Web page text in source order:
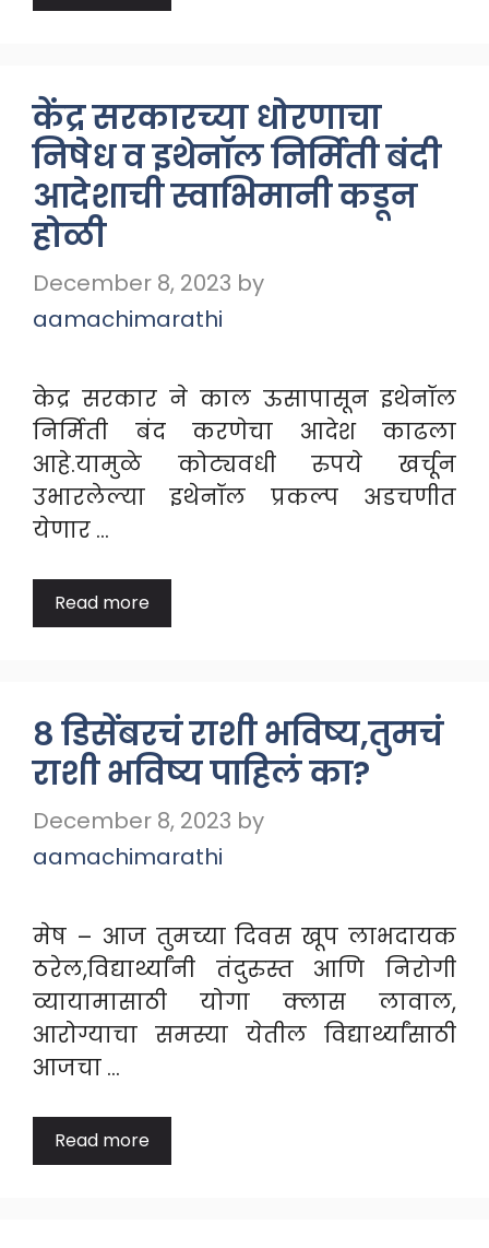
केंद्र सरकारच्या धोरणाचा
निषेध व इथेनॉल निर्मिती बंदी
आदेशाची स्वाभिमानी कडून
होळी
December 8, 2023 by
aamachimarathi
केद्र सरकार ने काल ऊसापासून इथेनॉल
निर्मिती बंद करणेचा आदेश काढला
आहे.यामुळे कोट्यवधी रुपये खर्चून
उभारलेल्या इथेनॉल प्रकल्प अडचणीत
येणार …
Read more
८ डिसेंबरचं राशी भविष्य,तुमचं
राशी भविष्य पाहिलं का?
December 8, 2023 by
aamachimarathi
मेष – आज तुमच्या दिवस खूप लाभदायक
ठरेल,विद्यार्थ्यांनी तंदुरुस्त आणि निरोगी
व्यायामासाठी योगा क्लास लावाल,
आरोग्याचा समस्या येतील विद्यार्थ्यांसाठी
आजचा …
Read more